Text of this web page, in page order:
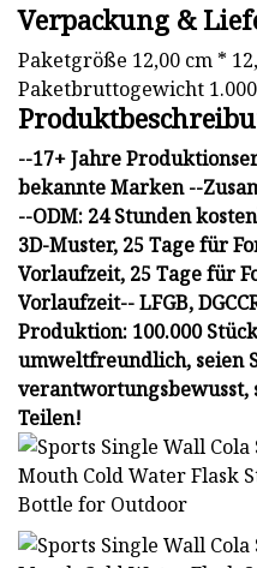
Verpackung &
Paketgröße 12,00 cm *
Paketbruttogewicht
--17+ Jahre
bekannte Marken --
--ODM: 24 Stunden
3D-Muster, 25 Tage für
Vorlaufzeit, 25 Tage für
Vorlaufzeit-- LFGB,
Produktion: 100.000
umweltfreundlich, seien
verantwortungsbewusst,
Teilen!